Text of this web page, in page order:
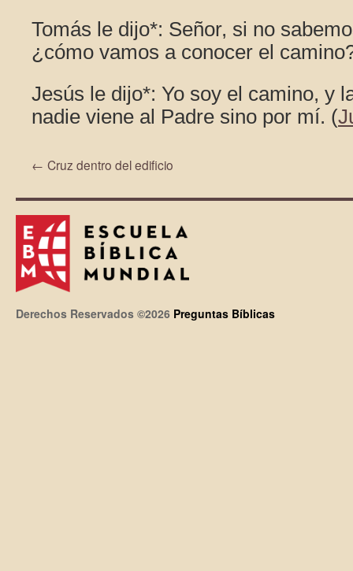
Tomás le dijo*: Señor, si no
¿cómo vamos a conocer el
Jesús le dijo*: Yo soy el camino, y
nadie viene al Padre sino por mí. (
← Cruz dentro del edificio
Derechos Reservados ©2026 Preguntas Bíblicas